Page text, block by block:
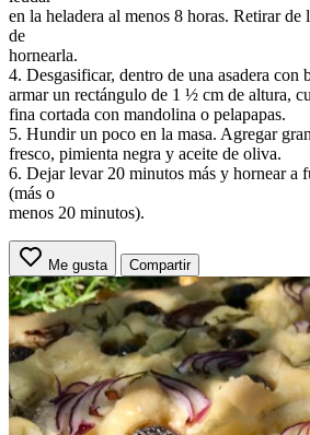
en la heladera al menos 8 horas. Retirar de
de
hornearla.
4. Desgasificar, dentro de una asadera con
armar un rectángulo de 1 ½ cm de altura,
fina cortada con mandolina o pelapapas.
5. Hundir un poco en la masa. Agregar
fresco, pimienta negra y aceite de oliva.
6. Dejar levar 20 minutos más y hornear a
(más o
menos 20 minutos).
Me gusta Compartir